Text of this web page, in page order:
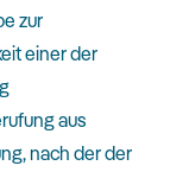
zur
einer der
aus
nach der der